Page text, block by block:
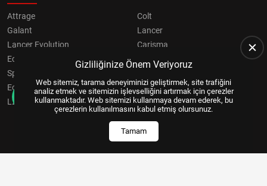
Attrage
Colt
Galant
Lancer
Lancer Evolution
Carisma
Eclipse
Grandis
Space Star
Eclipse Cross
OUTLANDER
L200
Pajero
Gizliliğinize Önem Veriyoruz
Web sitemiz, tarama deneyiminizi geliştirmek, site trafiğini
analiz etmek ve sitemizin işlevselliğini artırmak için çerezler
kullanmaktadır. Web sitemizi kullanmaya devam ederek, bu
çerezlerin kullanılmasını kabul etmiş olursunuz.
Tamam